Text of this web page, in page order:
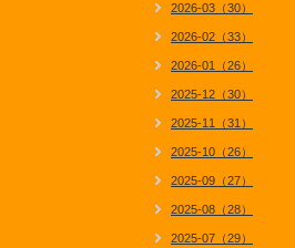
2026-03（30）
2026-02（33）
2026-01（26）
2025-12（30）
2025-11（31）
2025-10（26）
2025-09（27）
2025-08（28）
2025-07（29）